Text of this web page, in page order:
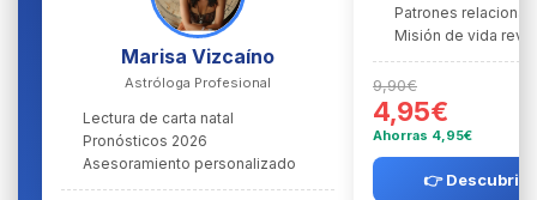
Marisa Vizcaíno
Astróloga Profesional
Lectura de carta natal
Pronósticos 2026
Asesoramiento personalizado
Patrones
Misión de vida
9,90€
4,95€
Ahorras 4,95€
👉 Descubrir